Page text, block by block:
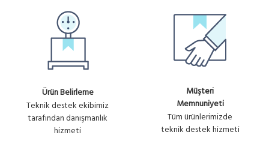
Ürün Belirleme
Teknik destek ekibimiz
tarafından danışmanlık
hizmeti
Müşteri
Memnuniyeti
Tüm ürünlerimizde
teknik destek hizmeti